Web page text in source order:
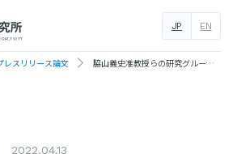
EN
JP
レスリリース論文 脇山義史准教授らの研究グループが論文を発表しました
2022.04.13